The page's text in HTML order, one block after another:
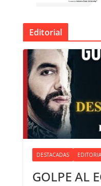
Editorial
DESTACADAS
GOLPE AL